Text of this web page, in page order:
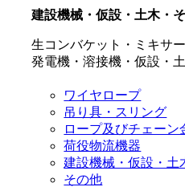
建設機械・仮設・土木・
生コンバケット・ミキサ
発電機・溶接機・仮設・
ワイヤロープ
吊り具・スリング
ロープ及びチェーン
荷役物流機器
建設機械・仮設・土
その他